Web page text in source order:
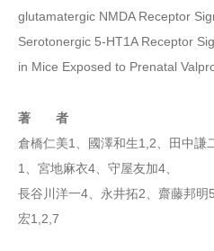
glutamatergic NMDA Receptor
Serotonergic 5-HT1A Receptor
in Mice Exposed to Prenatal
著 者
倉橋仁美1、國澤和生1,2、田中謙
1、宮地麻衣4、守屋友加4、
長谷川洋一4、永井拓2、齋藤邦
宏1,2,7